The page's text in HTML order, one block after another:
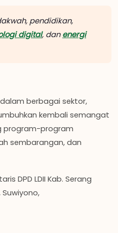
pendidikan,
digital, danenergi
berbagai sektor,
kembali semangat
program-program
sembarangan, dan
DPD LDII Kab. Serang